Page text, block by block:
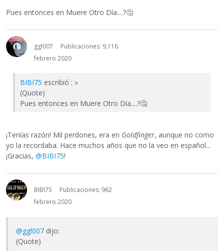
Pues entonces en Muere Otro Día....?🤔
ggl007
Publicaciones: 9,116
febrero 2020
BIBI75 escribió : »
(Quote)
Pues entonces en Muere Otro Día....?🤔
¡Tenías razón! Mil perdones, era en Goldfinger, aunque no como
yo la recordaba. Hace muchos años que no la veo en español...
¡Gracias, @BIBI75!
BIBI75
Publicaciones: 962
febrero 2020
@ggl007 dijo:
(Quote)